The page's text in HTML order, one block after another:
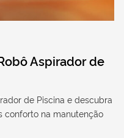
Aspirador de
de Piscina e descubra
conforto na manutenção